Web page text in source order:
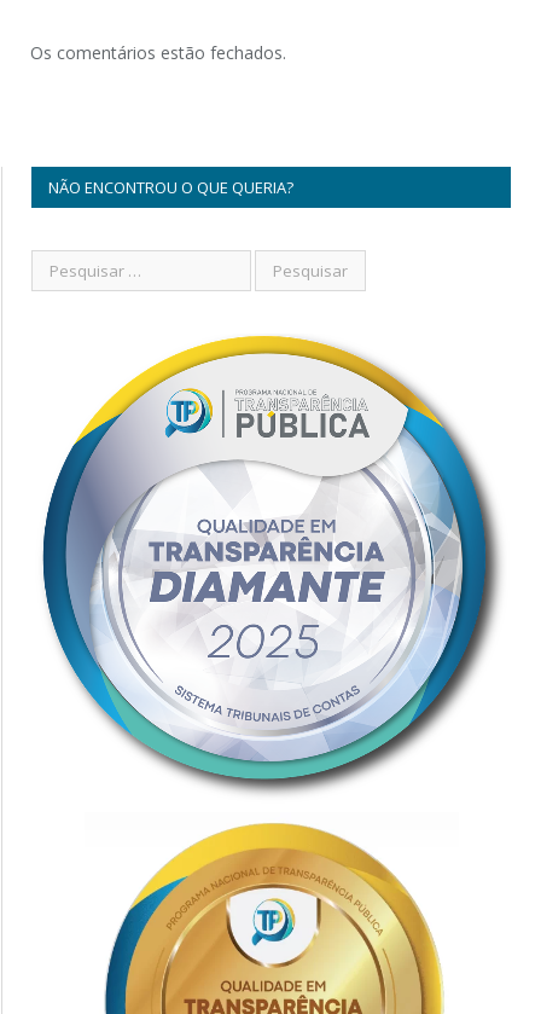
Os comentários estão fechados.
NÃO ENCONTROU O QUE QUERIA?